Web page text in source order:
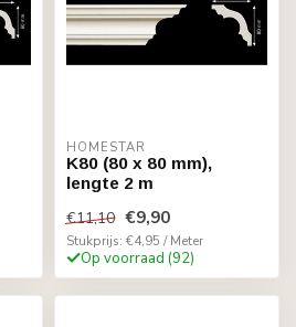
HOMESTAR
K80 (80 x 80 mm),
lengte 2 m
€11,10 €9,90
Stukprijs: €4,95 / Meter
Op voorraad (92)